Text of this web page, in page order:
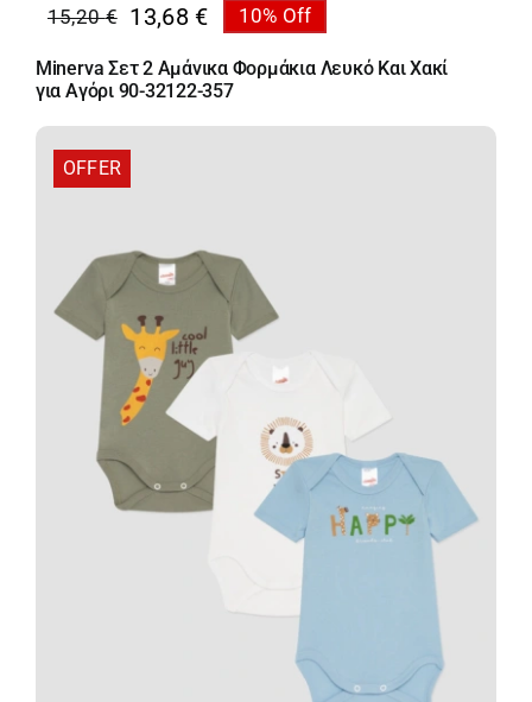
15,20€
Original
price
was:
13,68 €
Η
τρέχουσα
τιμή
13,68 €.
10% Off
Minerva Σετ 2 Αμάνικα Φορμάκια Λευκό Και Χακί
για Αγόρι 90-32122-357
OFFER